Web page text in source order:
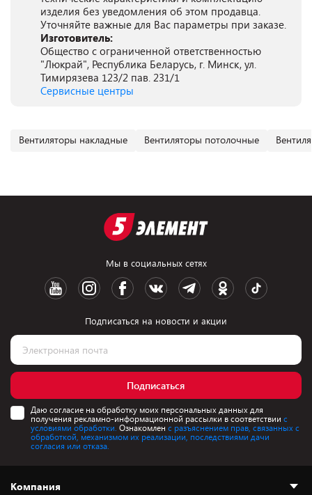
изделия без уведомления об этом продавца.
Уточняйте важные для Вас параметры при заказе.
Изготовитель:
Общество с ограниченной ответственностью
"Люкрай", Республика Беларусь, г. Минск, ул.
Тимирязева 123/2 пав. 231/1
Сервисные центры
Вентиляторы накладные Вентиляторы потолочные
Мы в социальных сетях
Подписаться на новости и акции
Подписаться
Даю согласие на обработку моих персональных данных для
получения рекламно-информационной рассылки в соответствии с
условиями обработки. Ознакомлен с разъяснением прав, связанных с
обработкой, механизмом их реализации, последствиями дачи
согласия или отказа.
Компания